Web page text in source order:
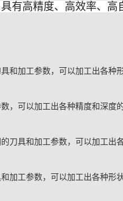
有高精度、高效率、高
和加工参数，可以加工出各种
，可以加工出各种精度和深度
刀具和加工参数，可以加工出
加工参数，可以加工出各种形